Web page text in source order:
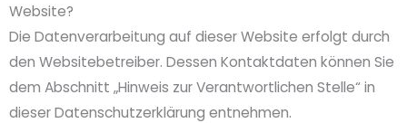
Website?
Die Datenverarbeitung auf dieser Website erfolgt durch
den Websitebetreiber. Dessen Kontaktdaten können Sie
dem Abschnitt „Hinweis zur Verantwortlichen Stelle“ in
dieser Datenschutzerklärung entnehmen.